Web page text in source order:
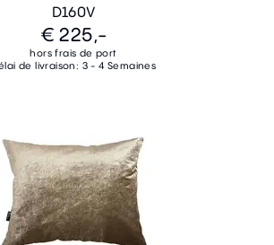
D160V
€ 225,-
hors frais de port
de livraison: 3 - 4 Semaines